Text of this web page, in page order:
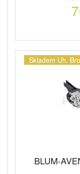
Skladem Uh.
BLUM-